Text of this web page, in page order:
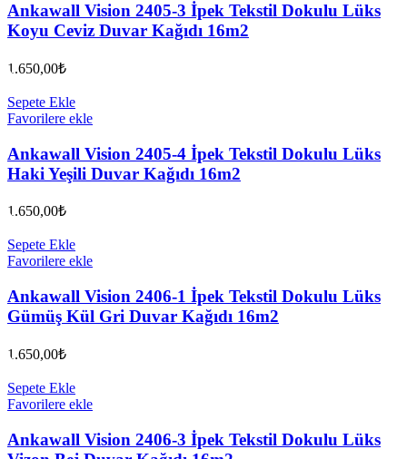
Ankawall Vision 2405-3 İpek Tekstil Dokulu Lüks
Koyu Ceviz Duvar Kağıdı 16m2
1.650,00₺
Sepete Ekle
Favorilere ekle
Ankawall Vision 2405-4 İpek Tekstil Dokulu Lüks
Haki Yeşili Duvar Kağıdı 16m2
1.650,00₺
Sepete Ekle
Favorilere ekle
Ankawall Vision 2406-1 İpek Tekstil Dokulu Lüks
Gümüş Kül Gri Duvar Kağıdı 16m2
1.650,00₺
Sepete Ekle
Favorilere ekle
Ankawall Vision 2406-3 İpek Tekstil Dokulu Lüks